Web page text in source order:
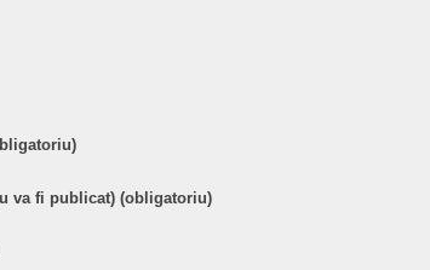
va fi publicat) (obligatoriu)